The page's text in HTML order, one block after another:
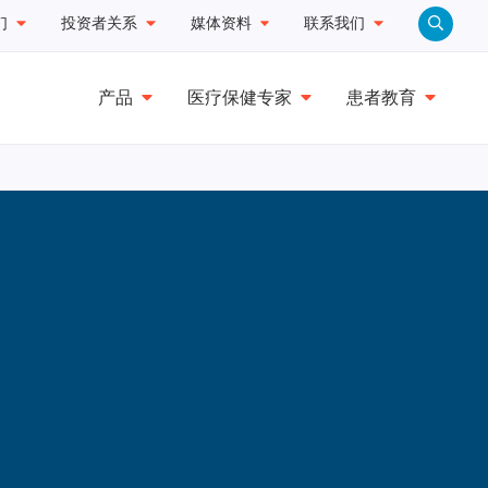
投资者关系 媒体资料 联系我们
产品 医疗保健专家 患者教育